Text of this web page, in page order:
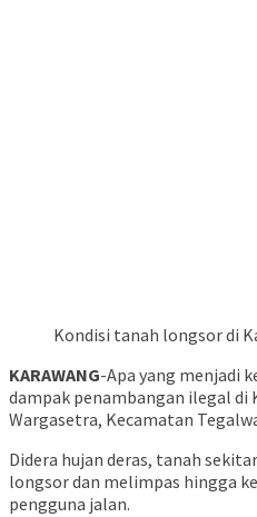
Kondisi tanah longsor di
KARAWANG-Apa yang menjadi
dampak penambangan ilegal di
Wargasetra, Kecamatan
Didera hujan deras, tanah
longsor dan melimpas hingga
pengguna jalan.